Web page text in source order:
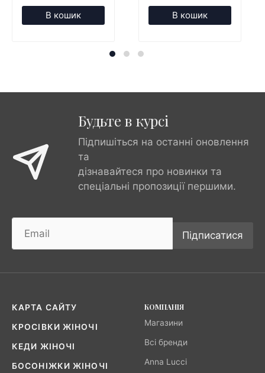
В кошик В кошик
Будьте в курсі
Підпишіться на останні оновлення
та
дізнавайтеся про новинки та
спеціальні пропозиції першими.
Підписатися
КАРТА САЙТУ
КРОСІВКИ ЖІНОЧІ
КЕДИ ЖІНОЧІ
БОСОНІЖКИ ЖІНОЧІ
КОМПАНІЯ
Магазини
Всі бренди
Anna Lucci